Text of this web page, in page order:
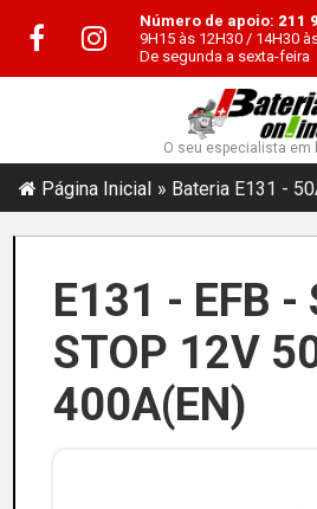
Número de apoio: 211
9H15 às 12H30 / 14H30
De segunda a sexta-feira
O seu especialista em
Página Inicial Bateria E131 -
E131 - EFB -
STOP 12V
400A(EN)